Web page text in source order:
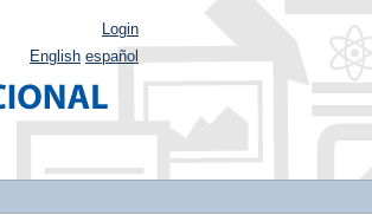
Login
English español